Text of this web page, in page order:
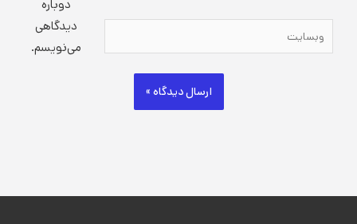
وبسایت
دوباره
دیدگاهی
می‌نویسم.